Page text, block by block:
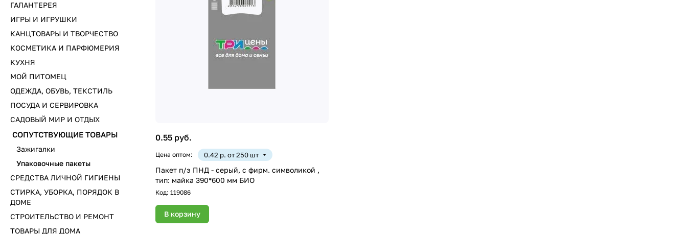
0.55 руб.
Цена оптом: 0.42 р. от 250 шт
Пакет п/э ПНД - серый, с фирм. символикой ,
тип: майка 390*600 мм БИО
Код: 119086
В корзину
ГАЛАНТЕРЕЯ
ИГРЫ И ИГРУШКИ
КАНЦТОВАРЫ И ТВОРЧЕСТВО
КОСМЕТИКА И ПАРФЮМЕРИЯ
КУХНЯ
МОЙ ПИТОМЕЦ
ОДЕЖДА, ОБУВЬ, ТЕКСТИЛЬ
ПОСУДА И СЕРВИРОВКА
САДОВЫЙ МИР И ОТДЫХ
СОПУТСТВУЮЩИЕ ТОВАРЫ
Зажигалки
Упаковочные пакеты
СРЕДСТВА ЛИЧНОЙ ГИГИЕНЫ
СТИРКА, УБОРКА, ПОРЯДОК В
ДОМЕ
СТРОИТЕЛЬСТВО И РЕМОНТ
ТОВАРЫ ДЛЯ ДОМА